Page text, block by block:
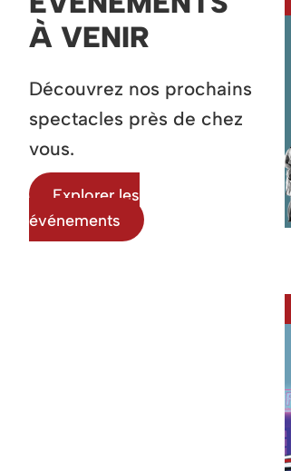
À VENIR
Découvrez nos prochains
spectacles près de chez
vous.
Explorer les
événements